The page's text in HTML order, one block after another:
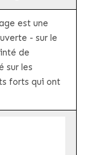
est une
- sur le
de
sur les
forts qui ont